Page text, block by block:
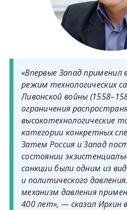
«Впервые Запад применил
режим технологических
Ливонской войны
ограничения
высокотехнологические
категории конкретных
Затем Россия и Запад
состоянии
санкции были одним из
и политического
механизм давления
400 лет», — сказал Ирхин